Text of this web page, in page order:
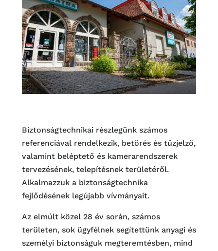
Biztonságtechnikai részlegünk számos
referenciával rendelkezik, betörés és tűzjelző,
valamint beléptető és kamerarendszerek
tervezésének, telepítésnek területéről.
Alkalmazzuk a biztonságtechnika
fejlődésének legújabb vívmányait.
Az elmúlt közel 28 év során, számos
területen, sok ügyfélnek segítettünk anyagi és
személyi biztonságuk megteremtésben, mind